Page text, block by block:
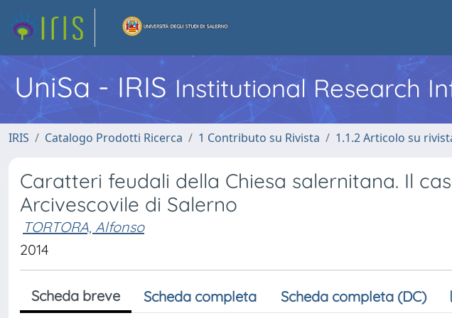
UniSa - IRIS Institutional Research
IRIS Catalogo Prodotti Ricerca 1 Contributo su Rivista 1.1.2 Articolo su
Caratteri feudali della Chiesa salernitana. Il
Arcivescovile di Salerno
TORTORA, Alfonso
2014
Scheda breve Scheda completa Scheda completa (DC)